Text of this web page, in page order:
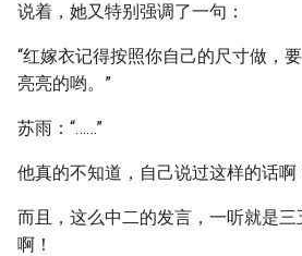
说着，她又特别强调了一句：
“红嫁衣记得按照你自己的尺寸做，
亮亮的哟。”
苏雨：“……”
他真的不知道，自己说过这样的话啊
而且，这么中二的发言，一听就是
啊！